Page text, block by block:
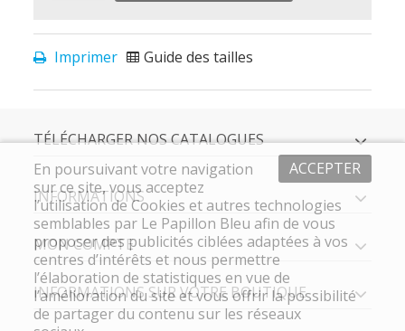
Imprimer Guide des tailles
TÉLÉCHARGER NOS CATALOGUES
INFORMATIONS
MON COMPTE
INFORMATIONS SUR VOTRE BOUTIQUE
ACCEPTER
En poursuivant votre navigation
sur ce site, vous acceptez
l’utilisation de Cookies et autres technologies
semblables par Le Papillon Bleu afin de vous
proposer des publicités ciblées adaptées à vos
centres d’intérêts et nous permettre
l’élaboration de statistiques en vue de
l’amélioration du site et vous offrir la possibilité
de partager du contenu sur les réseaux